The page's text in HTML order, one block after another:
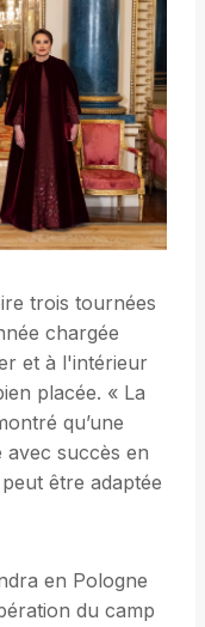
trois tournées
chargée
et à l'intérieur
placée. « La
qu’une
avec succès en
être adaptée
en Pologne
du camp